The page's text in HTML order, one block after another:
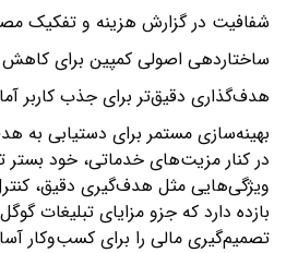
شفافیت در گزارش هزینه و تفکیک
ساختاردهی اصولی کمپین برای
هدف‌گذاری دقیق‌تر برای جذب کاربر
بهینه‌سازی مستمر برای دستیابی به
در کنار مزیت‌های خدماتی، خود بستر
ویژگی‌هایی مثل هدف‌گیری دقیق،
بازده دارد که جزو مزایای تبلیغات
تصمیم‌گیری مالی را برای کسب‌وکار